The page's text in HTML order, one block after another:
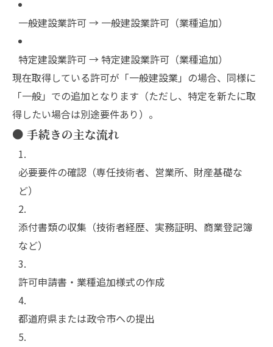
一般建設業許可 → 一般建設業許可（業種追加）
特定建設業許可 → 特定建設業許可（業種追加）
現在取得している許可が「一般建設業」の場合、同様に
「一般」での追加となります（ただし、特定を新たに取
得したい場合は別途要件あり）。
● 手続きの主な流れ
必要要件の確認（専任技術者、営業所、財産基礎な
ど）
添付書類の収集（技術者経歴、実務証明、商業登記簿
など）
許可申請書・業種追加様式の作成
都道府県または政令市への提出